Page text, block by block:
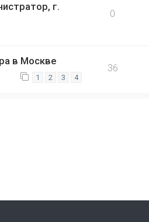
г.
0
в Москве
1 2 3 4
36